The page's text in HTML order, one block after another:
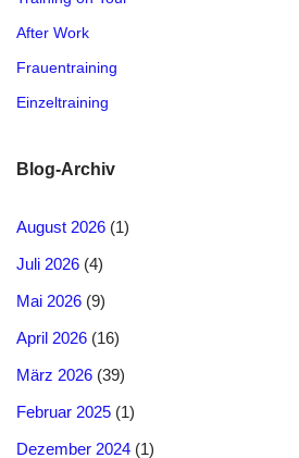
After Work
Frauentraining
Einzeltraining
Blog-Archiv
August 2026 (1)
Juli 2026 (4)
Mai 2026 (9)
April 2026 (16)
März 2026 (39)
Februar 2025 (1)
Dezember 2024 (1)